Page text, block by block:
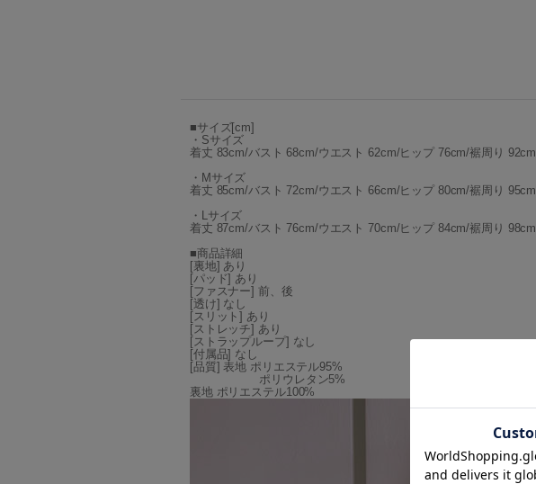
■サイズ[cm]
・Sサイズ
着丈 83cm/バスト 68cm/ウエスト 62cm/ヒップ 76cm/裾周り 92cm
・Mサイズ
着丈 85cm/バスト 72cm/ウエスト 66cm/ヒップ 80cm/裾周り 95cm
・Lサイズ
着丈 87cm/バスト 76cm/ウエスト 70cm/ヒップ 84cm/裾周り 98cm
■商品詳細
[裏地] あり
[パッド] あり
[ファスナー] 前、後
[透け] なし
[スリット] あり
[ストレッチ] あり
[ストラップループ] なし
[付属品] なし
[品質] 表地 ポリエステル95%
ポリウレタン5%
裏地 ポリエステル100%